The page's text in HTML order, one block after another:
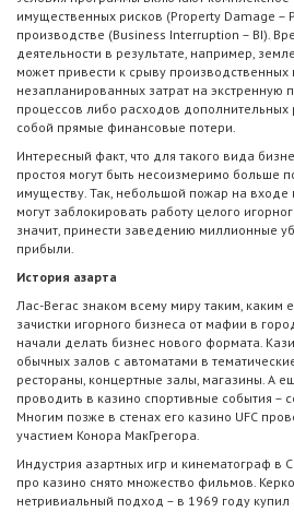
имущественных рисков (Property Damage –
производстве (Business Interruption – BI).
деятельности в результате, например,
может привести к срыву
незапланированных затрат на экстренную
процессов либо расходов дополнительных
собой прямые финансовые потери.
Интересный факт, что для такого вида
простоя могут быть несоизмеримо больше
имуществу. Так, небольшой пожар на
могут заблокировать работу целого
значит, принести заведению миллионные
прибыли.
История азарта
Лас-Вегас знаком всему миру таким, каким
зачистки игорного бизнеса от мафии в
начали делать бизнес нового формата.
обычных залов с автоматами в
рестораны, концертные залы, магазины. А
проводить в казино спортивные события –
Многим позже в стенах его казино UFC
участием Конора МакГрегора.
Индустрия азартных игр и кинематограф в
про казино снято множество фильмов.
нетривиальный подход – в 1969 году